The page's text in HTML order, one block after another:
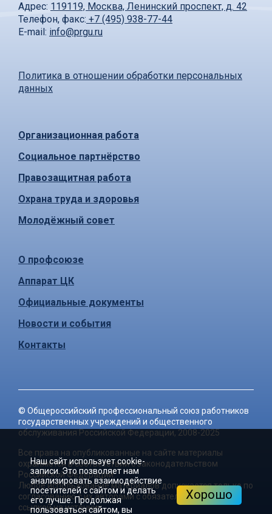
Адрес: 119119, Москва, Ленинский проспект, д. 42
Телефон, факс: +7 (495) 938-77-44
E-mail: info@prgu.ru
Политика в отношении обработки персональных
данных
Организационная работа
Социальное партнёрство
Правозащитная работа
Охрана труда и здоровья
Молодёжный совет
О профсоюзе
Аппарат ЦК
Официальные документы
Новости и события
Контакты
© Общероссийский профессиональный союз работников
государственных учреждений и общественного
обслуживания Российской Федерации, 2008-2025
Все права на опубликованные на сайте материалы
охраняются в соответствии с законодательством
Российской Федерации.
Любое использование материалов допускается только по
согласованию с их авторами с обязательной активной
ссылкой на источник.
Наш сайт использует cookie-
записи. Это позволяет нам
анализировать взаимодействие
посетителей с сайтом и делать
его лучше. Продолжая
пользоваться сайтом, вы
Хорошо